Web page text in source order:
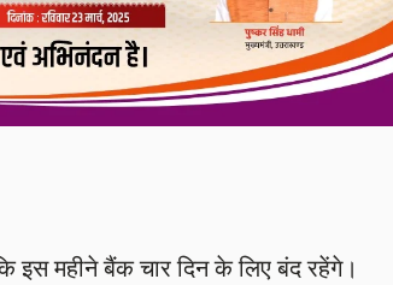
महीने बैंक चार दिन के लिए बंद रहेंगे।